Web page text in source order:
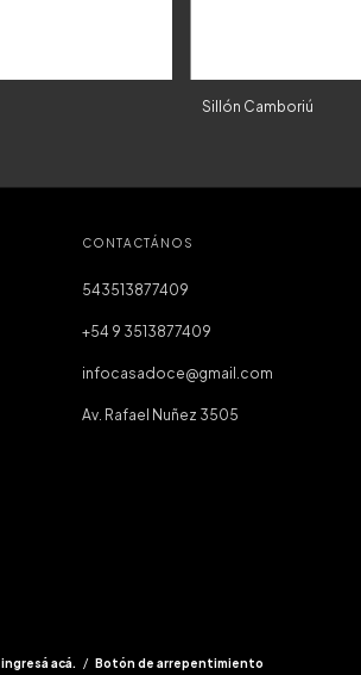
Sillón Camboriú
CONTACTÁNOS
543513877409
+54 9 3513877409
infocasadoce@gmail.com
Av. Rafael Nuñez 3505
ingresá acá. / Botón de arrepentimiento